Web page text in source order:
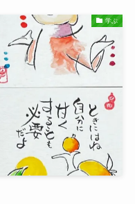
学ぶ